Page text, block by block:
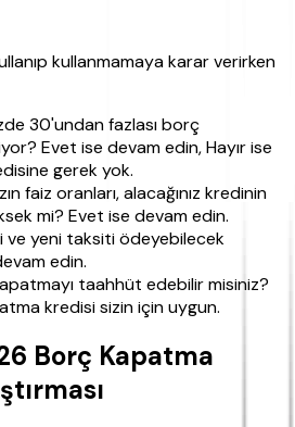
kullanmamaya karar verirken
30'undan fazlası borç
Evet ise devam edin, Hayır ise
gerek yok.
faiz oranları, alacağınız kredinin
mi? Evet ise devam edin.
ve yeni taksiti ödeyebilecek
edin.
taahhüt edebilir misiniz?
kredisi sizin için uygun.
Borç Kapatma